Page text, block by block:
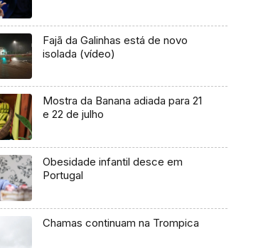
Fajã da Galinhas está de novo
isolada (vídeo)
Mostra da Banana adiada para 21
e 22 de julho
Obesidade infantil desce em
Portugal
Chamas continuam na Trompica